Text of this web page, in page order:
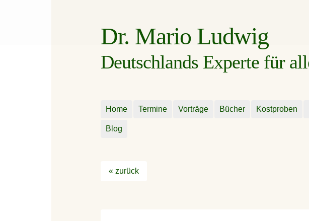
Dr. Mario Ludwig
Deutschlands Experte für
Home Termine Vorträge Bücher Kostproben
Blog
« zurück